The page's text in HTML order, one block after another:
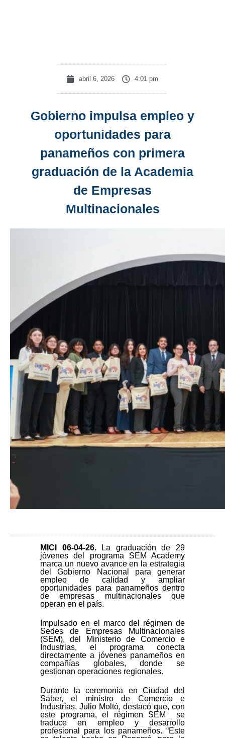
abril 6, 2026 4:01 pm
Gobierno impulsa empleo y
oportunidades para
panameños con primera
graduación de la Academia
de Empresas
Multinacionales
MICI 06-04-26.
La graduación de 29
jóvenes del programa SEM Academy
marca un nuevo avance en la estrategia
del Gobierno Nacional para generar
empleo de calidad y ampliar
oportunidades para panameños dentro
de empresas multinacionales que
operan en el país.
Impulsado en el marco del régimen de
Sedes de Empresas Multinacionales
(SEM), del Ministerio de Comercio e
Industrias, el programa conecta
directamente a jóvenes panameños en
compañías globales, donde se
gestionan operaciones regionales.
Durante la ceremonia en Ciudad del
Saber, el ministro de Comercio e
Industrias, Julio Moltó, destacó que, con
este programa, el régimen SEM se
traduce en empleo y desarrollo
profesional para los panameños. “Este